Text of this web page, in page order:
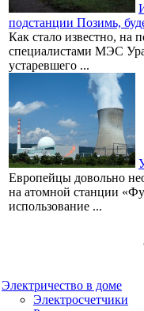
подстанции Позимь,
Как стало известно, на
специалистами МЭС
устаревшего ...
Европейцы довольно
на атомной станции
использование ...
Электричество в доме
Электросчетчики